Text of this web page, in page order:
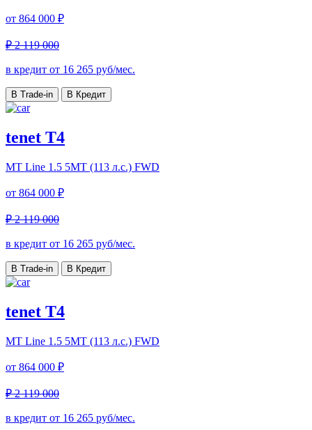
от 864 000 ₽
₽ 2 119 000
в кредит от 16 265 руб/мес.
В Trade-in В Кредит
tenet T4
MT Line 1.5 5MT (113 л.с.) FWD
от 864 000 ₽
₽ 2 119 000
в кредит от 16 265 руб/мес.
В Trade-in В Кредит
tenet T4
MT Line 1.5 5MT (113 л.с.) FWD
от 864 000 ₽
₽ 2 119 000
в кредит от 16 265 руб/мес.